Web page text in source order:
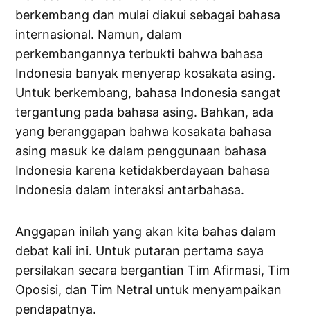
berkembang dan mulai diakui sebagai bahasa
internasional. Namun, dalam
perkembangannya terbukti bahwa bahasa
Indonesia banyak menyerap kosakata asing.
Untuk berkembang, bahasa Indonesia sangat
tergantung pada bahasa asing. Bahkan, ada
yang beranggapan bahwa kosakata bahasa
asing masuk ke dalam penggunaan bahasa
Indonesia karena ketidakberdayaan bahasa
Indonesia dalam interaksi antarbahasa.
Anggapan inilah yang akan kita bahas dalam
debat kali ini. Untuk putaran pertama saya
persilakan secara bergantian Tim Afirmasi, Tim
Oposisi, dan Tim Netral untuk menyampaikan
pendapatnya.